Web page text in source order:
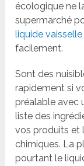
écologique ne
supermarché
liquide vaisselle
facilement.
Sont des
rapidement si
préalable avec
liste des
vos produits et
chimiques. La
pourtant le